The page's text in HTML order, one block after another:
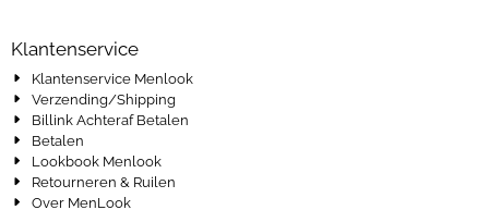
Klantenservice
Klantenservice Menlook
Verzending/Shipping
Billink Achteraf Betalen
Betalen
Lookbook Menlook
Retourneren & Ruilen
Over MenLook